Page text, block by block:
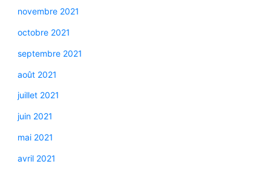
novembre 2021
octobre 2021
septembre 2021
août 2021
juillet 2021
juin 2021
mai 2021
avril 2021